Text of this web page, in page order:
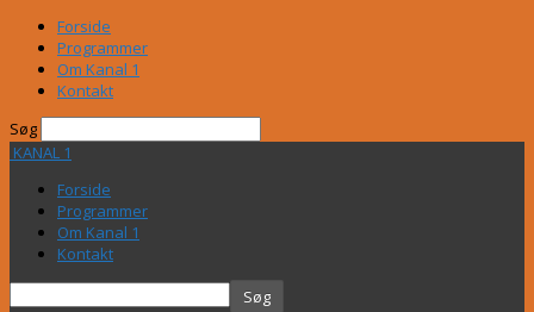
Forside
Programmer
Om Kanal 1
Kontakt
Søg
KANAL 1
Forside
Programmer
Om Kanal 1
Kontakt